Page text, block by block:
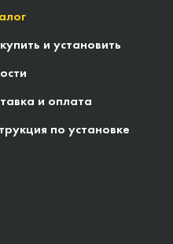
и установить
и оплата
по установке